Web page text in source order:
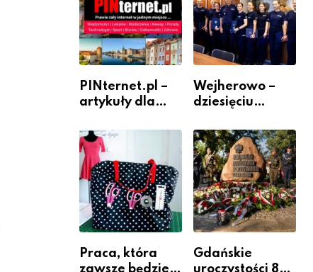
PINternet.pl –
artykuły dla
jako inwestycja
w widoczność
Wejherowo –
dziesięciu
policjantów w
szeregach
Komendy
Powiatowej
Praca, która
Gdańskie